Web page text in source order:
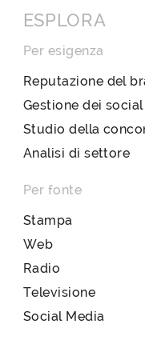
ESPLORA
Per esigenza
Reputazione del
Gestione dei social
Studio della
Analisi di settore
Per fonte
Stampa
Web
Radio
Televisione
Social Media